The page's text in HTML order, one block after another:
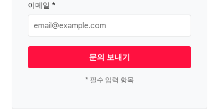
이메일 *
문의 보내기
* 필수 입력 항목